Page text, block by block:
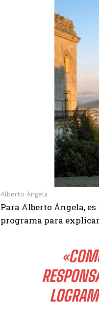
Alberto Ángela
Para Alberto Ángela,
programa para